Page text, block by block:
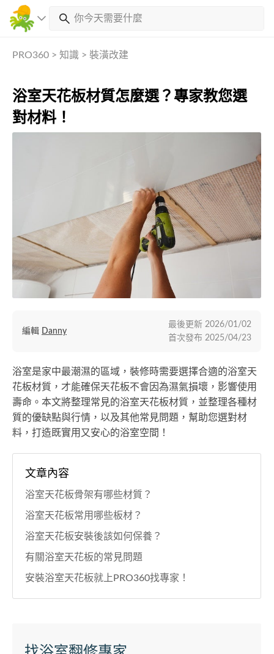
PRO360 > 知識 > 裝潢改建
浴室天花板材質怎麼選？專家教您選
對材料！
浴室是家中最潮濕的區域，裝修時需要選擇合適的浴室天
花板材質，才能確保天花板不會因為濕氣損壞，影響使用
壽命。本文將整理常見的浴室天花板材質，並整理各種材
質的優缺點與行情，以及其他常見問題，幫助您選對材
料，打造既實用又安心的浴室空間！
編輯 Danny
最後更新 2026/01/02
首次發布 2025/04/23
文章內容
浴室天花板骨架有哪些材質？
浴室天花板常用哪些板材？
浴室天花板安裝後該如何保養？
有關浴室天花板的常見問題
安裝浴室天花板就上PRO360找專家！